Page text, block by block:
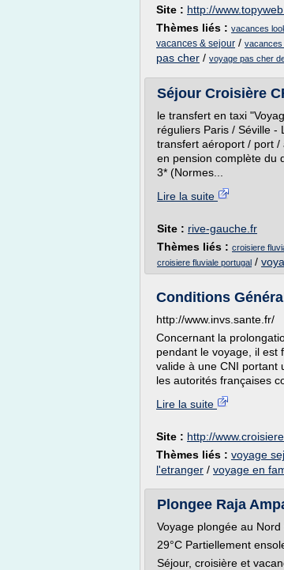
Site : http://
Thèmes liés : vacances
vacances & sejour / vacances
pas cher / voyage pas cher
Séjour Croisière
le transfert en taxi
réguliers Paris / Séville -
transfert aéroport / port
en pension complète du
3* (Normes...
Lire la suite
Site : rive-gauche.fr
Thèmes liés : croisiere
croisiere fluviale portugal /
Conditions
http://www.invs.sante.fr/
Concernant la
pendant le voyage, il est
valide à une CNI portant
les autorités françaises
Lire la suite
Site : http://
Thèmes liés : voyage
l'etranger / voyage en
Plongee Raja
Voyage plongée au
29°C Partiellement
Séjour, croisière et